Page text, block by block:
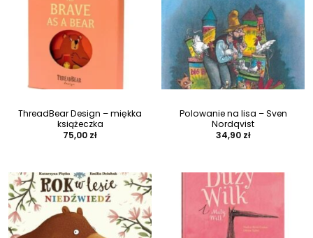
ThreadBear Design – miękka
książeczka
75,00 zł
Polowanie na lisa – Sven
Nordqvist
34,90 zł